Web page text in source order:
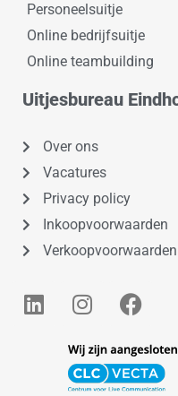
Personeelsuitje
Online bedrijfsuitje
Online teambuilding
Uitjesbureau
Over ons
Vacatures
Privacy policy
Inkoopvoorwaarden
Verkoopvoorwaarden
L
i
I
n
t
a
F
a
e
b